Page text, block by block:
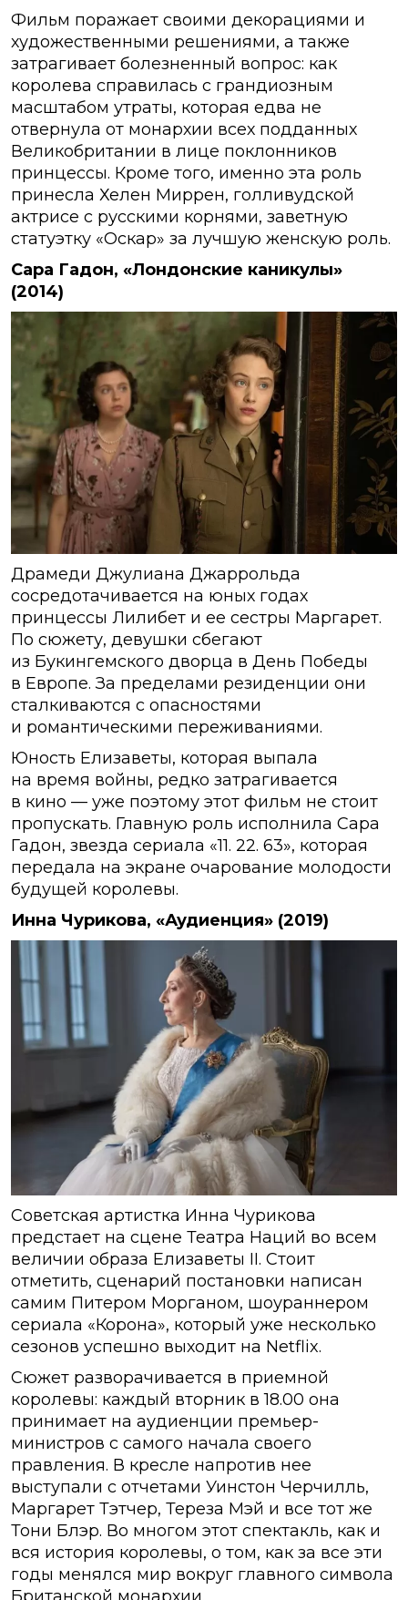
Фильм поражает своими декорациями и
художественными решениями, а также
затрагивает болезненный вопрос: как
королева справилась с грандиозным
масштабом утраты, которая едва не
отвернула от монархии всех подданных
Великобритании в лице поклонников
принцессы. Кроме того, именно эта роль
принесла Хелен Миррен, голливудской
актрисе с русскими корнями, заветную
статуэтку «Оскар» за лучшую женскую роль.
Сара Гадон, «Лондонские каникулы»
(2014)
Драмеди Джулиана Джаррольда
сосредотачивается на юных годах
принцессы Лилибет и ее сестры Маргарет.
По сюжету, девушки сбегают
из Букингемского дворца в День Победы
в Европе. За пределами резиденции они
сталкиваются с опасностями
и романтическими переживаниями.
Юность Елизаветы, которая выпала
на время войны, редко затрагивается
в кино — уже поэтому этот фильм не стоит
пропускать. Главную роль исполнила Сара
Гадон, звезда сериала «11. 22. 63», которая
передала на экране очарование молодости
будущей королевы.
Инна Чурикова, «Аудиенция» (2019)
Советская артистка Инна Чурикова
предстает на сцене Театра Наций во всем
величии образа Елизаветы II. Стоит
отметить, сценарий постановки написан
самим Питером Морганом, шоураннером
сериала «Корона», который уже несколько
сезонов успешно выходит на Netflix.
Сюжет разворачивается в приемной
королевы: каждый вторник в 18.00 она
принимает на аудиенции премьер-
министров с самого начала своего
правления. В кресле напротив нее
выступали с отчетами Уинстон Черчилль,
Маргарет Тэтчер, Тереза Мэй и все тот же
Тони Блэр. Во многом этот спектакль, как и
вся история королевы, о том, как за все эти
годы менялся мир вокруг главного символа